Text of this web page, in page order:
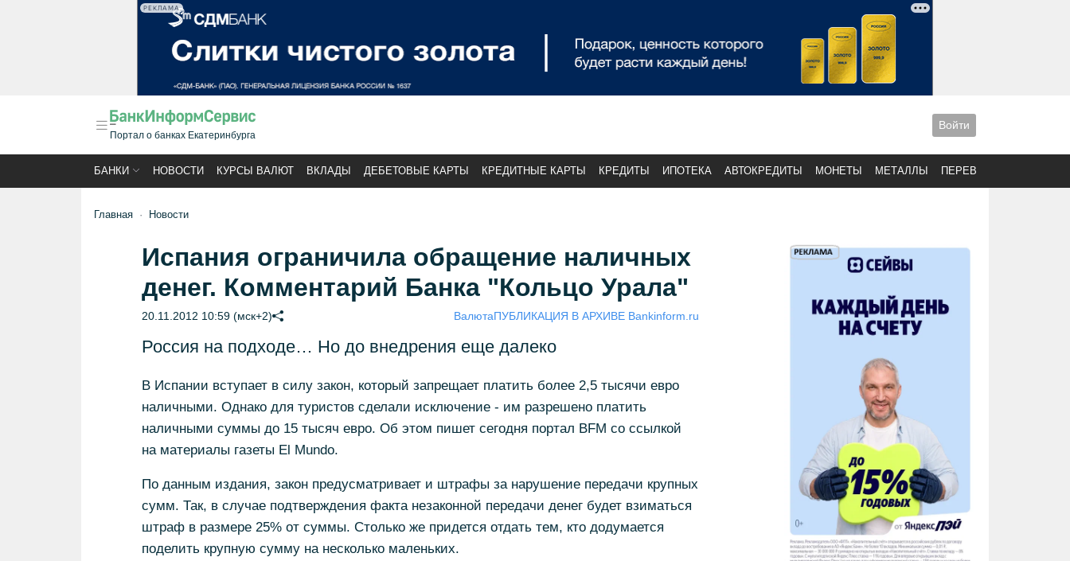
РЕКЛАМА
Портал о банках Екатеринбурга
Войти
БАНКИ НОВОСТИ КУРСЫ ВАЛЮТ ВКЛАДЫ ДЕБЕТОВЫЕ КАРТЫ КРЕДИТНЫЕ КАРТЫ КРЕДИТЫ ИПОТЕКА АВТОКРЕДИТЫ МОНЕТЫ МЕТАЛЛЫ ПЕРЕВОДЫ
Главная Новости
Испания ограничила обращение наличных
денег. Комментарий Банка "Кольцо Урала"
20.11.2012 10:59 (мск+2) ВалютаПУБЛИКАЦИЯ В АРХИВЕ Bankinform.ru
Россия на подходе… Но до внедрения еще далеко
В Испании вступает в силу закон, который запрещает платить более 2,5 тысячи евро
наличными. Однако для туристов сделали исключение - им разрешено платить
наличными суммы до 15 тысяч евро. Об этом пишет сегодня портал BFM со ссылкой
на материалы газеты El Mundo.
По данным издания, закон предусматривает и штрафы за нарушение передачи крупных
сумм. Так, в случае подтверждения факта незаконной передачи денег будет взиматься
штраф в размере 25% от суммы. Столько же придется отдать тем, кто додумается
поделить крупную сумму на несколько маленьких.